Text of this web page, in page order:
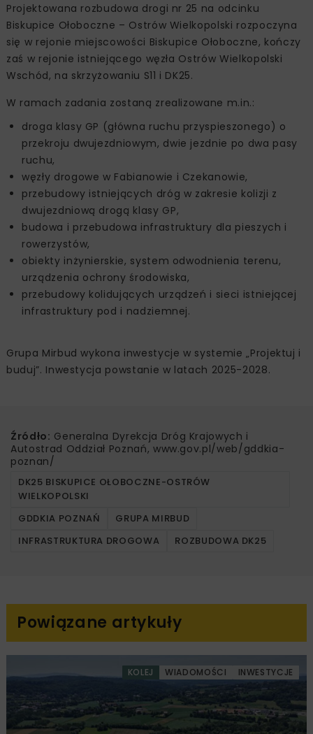
Projektowana rozbudowa drogi nr 25 na odcinku
Biskupice Ołoboczne – Ostrów Wielkopolski rozpoczyna
się w rejonie miejscowości Biskupice Ołoboczne, kończy
zaś w rejonie istniejącego węzła Ostrów Wielkopolski
Wschód, na skrzyżowaniu S11 i DK25.
W ramach zadania zostaną zrealizowane m.in.:
droga klasy GP (główna ruchu przyspieszonego) o
przekroju dwujezdniowym, dwie jezdnie po dwa pasy
ruchu,
węzły drogowe w Fabianowie i Czekanowie,
przebudowy istniejących dróg w zakresie kolizji z
dwujezdniową drogą klasy GP,
budowa i przebudowa infrastruktury dla pieszych i
rowerzystów,
obiekty inżynierskie, system odwodnienia terenu,
urządzenia ochrony środowiska,
przebudowy kolidujących urządzeń i sieci istniejącej
infrastruktury pod i nadziemnej.
Grupa Mirbud wykona inwestycje w systemie „Projektuj i
buduj”. Inwestycja powstanie w latach 2025-2028.
Źródło: Generalna Dyrekcja Dróg Krajowych i
Autostrad Oddział Poznań, www.gov.pl/web/gddkia-
poznan/
DK25 BISKUPICE OŁOBOCZNE-OSTRÓW
WIELKOPOLSKI
GDDKIA POZNAŃ
GRUPA MIRBUD
INFRASTRUKTURA DROGOWA
ROZBUDOWA DK25
Powiązane artykuły
KOLEJ WIADOMOŚCI INWESTYCJE